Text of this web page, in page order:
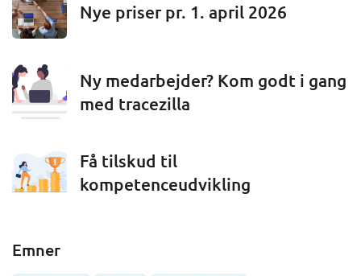
Nye priser pr. 1. april 2026
Ny medarbejder? Kom godt i gang
med tracezilla
Få tilskud til
kompetenceudvikling
Emner